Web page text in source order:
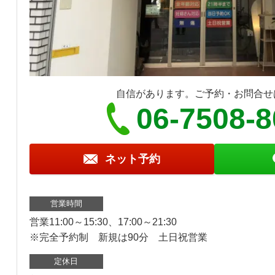
自信があります。ご予約・お問合
06-7508-
ネット予約
営業時間
営業11:00～15:30、17:00～21:30
※完全予約制 新規は90分 土日祝営業
定休日